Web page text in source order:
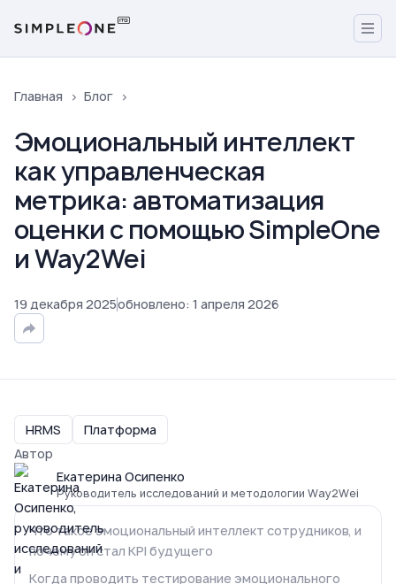
Главная Блог
Эмоциональный интеллект
как управленческая
метрика: автоматизация
оценки с помощью SimpleOne
и Way2Wei
19 декабря 2025обновлено: 1 апреля 2026
HRMS
Платформа
Автор
Екатерина Осипенко
Руководитель исследований и методологии Way2Wei
Что такое эмоциональный интеллект сотрудников, и
почему он стал KPI будущего
Когда проводить тестирование эмоционального